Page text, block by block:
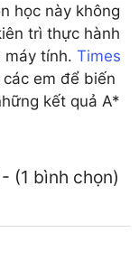
học này không
trì thực hành
máy tính. Times
em để biến
kết quả A*
(1 bình chọn)